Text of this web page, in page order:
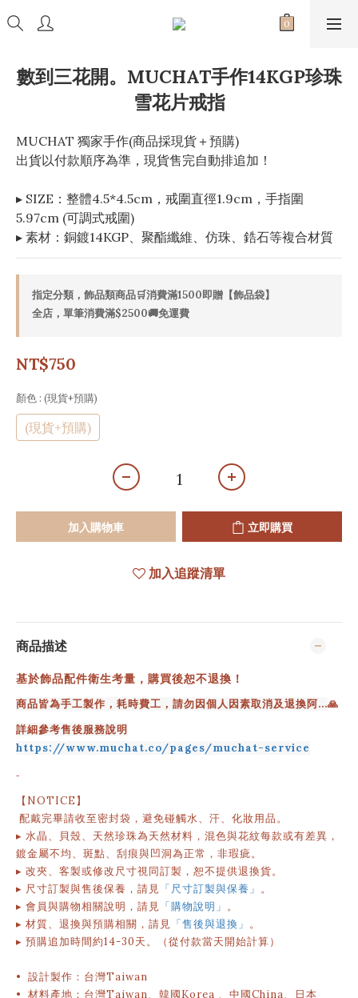
數到三花開。MUCHAT手作14KGP珍珠
雪花片戒指
MUCHAT 獨家手作(商品採現貨＋預購)
出貨以付款順序為準，現貨售完自動排追加！
▸ SIZE：整體4.5*4.5cm，戒圍直徑1.9cm，手指圍
5.97cm (可調式戒圍)
▸ 素材：銅鍍14KGP、聚酯纖維、仿珠、鋯石等複合材質
指定分類，飾品類商品🛒消費滿1500即贈【飾品袋】
全店，單筆消費滿$2500🚚免運費
NT$750
顏色 : (現貨+預購)
(現貨+預購)
加入購物車 立即購買
加入追蹤清單
商品描述
基於飾品配件衛生考量，購買後恕不退換！
商品皆為手工製作，耗時費工，請勿因個人因素取消及退換阿...🙏
詳細參考售後服務說明
https://www.muchat.co/pages/muchat-service
-
【NOTICE】
配戴完畢請收至密封袋，避免碰觸水、汗、化妝用品。
▸ 水晶、貝殼、天然珍珠為天然材料，混色與花紋每款或有差異，
鍍金屬不均、斑點、刮痕與凹洞為正常，非瑕疵。
▸ 改夾、客製或修改尺寸視同訂製，恕不提供退換貨。
▸ 尺寸訂製與售後保養，請見 「尺寸訂製與保養」 。
▸ 會員與購物相關說明 ，請見 「購物說明」 。
▸ 材質、退換與預購相關，請見 「售後與退換」 。
▸ 預購追加時間約14-30天。（從付款當天開始計算）
• 設計製作：台灣Taiwan
• 材料產地：台灣Taiwan、韓國Korea 、中國China、日本